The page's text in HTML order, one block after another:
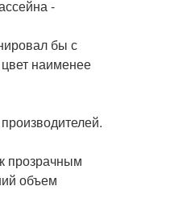
-
бы с
наименее
прозрачным
объем